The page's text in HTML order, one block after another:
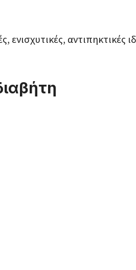
αντιπηκτικές